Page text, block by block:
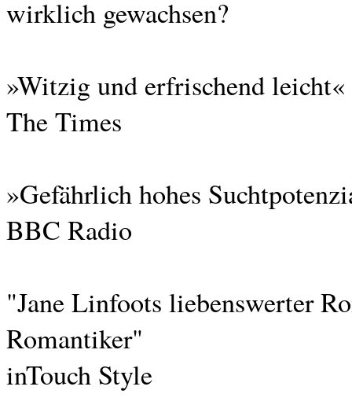
wirklich gewachsen?
»Witzig und erfrischend leicht«
The Times
»Gefährlich hohes
BBC Radio
"Jane Linfoots liebenswerter
Romantiker"
inTouch Style